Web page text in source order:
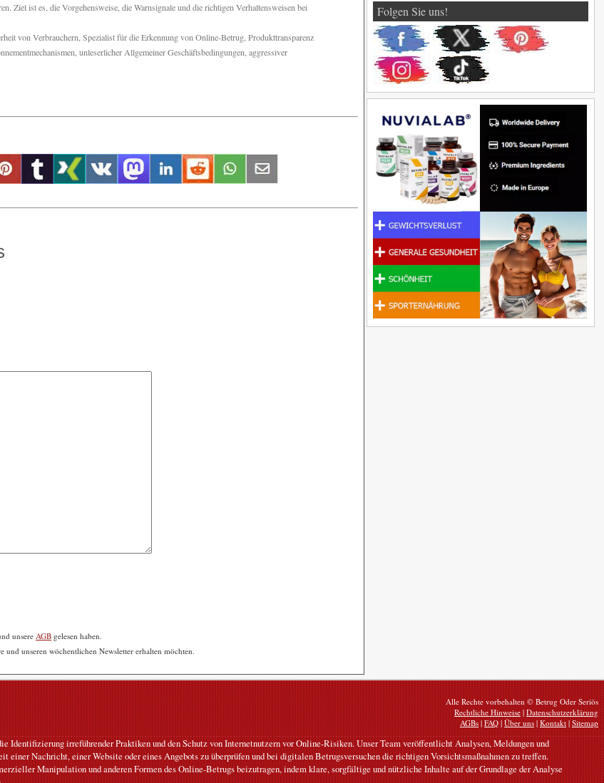
Ziel ist es, die Vorgehensweise, die Warnsignale und die richtigen Verhaltensweisen bei
von Verbrauchern, Spezialist für die Erkennung von Online-Betrug, Produkttransparenz
unleserlicher Allgemeiner Geschäftsbedingungen, aggressiver
unsere AGB gelesen haben.
und unseren wöchentlichen Newsletter erhalten möchten.
Folgen Sie uns!
Alle Rechte vorbehalten © Betrug Oder Seriös
Rechtliche Hinweise|Datenschutzerklärung
AGBs|FAQ|Über uns|Kontakt|Sitemap
Identifizierung irreführender Praktiken und den Schutz von Internetnutzern vor Online-Risiken. Unser Team veröffentlicht Analysen, Meldungen und
Nachricht, einer Website oder eines Angebots zu überprüfen und bei digitalen Betrugsversuchen die richtigen Vorsichtsmaßnahmen zu treffen.
Manipulation und anderen Formen des Online-Betrugs beizutragen, indem klare, sorgfältige und nützliche Inhalte auf der Grundlage der Analyse